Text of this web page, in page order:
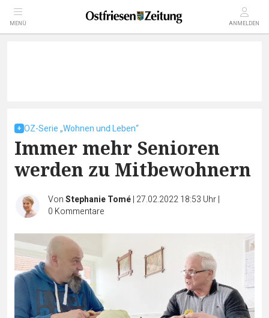
MENÜ ANMELDEN
OZ-Serie „Wohnen und Leben“
Immer mehr Senioren
werden zu Mitbewohnern
VonStephanie Tomé| 27.02.2022 18:53 Uhr|
0 Kommentare